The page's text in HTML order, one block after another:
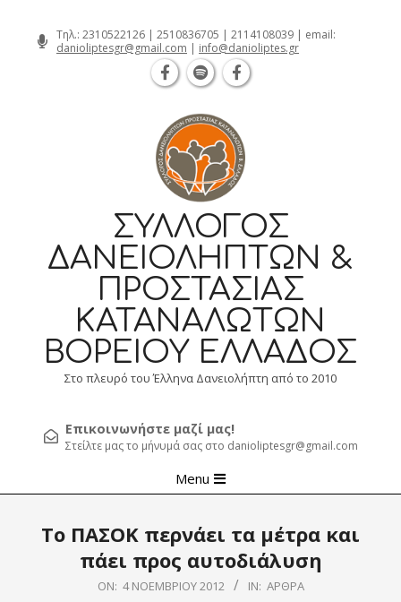
Τηλ.: 2310522126 | 2510836705 | 2114108039 | email:
danioliptesgr@gmail.com | info@danioliptes.gr
ΣΎΛΛΟΓΟΣ
ΔΑΝΕΙΟΛΗΠΤΏΝ &
ΠΡΟΣΤΑΣΊΑΣ
ΚΑΤΑΝΑΛΩΤΏΝ
ΒΟΡΕΊΟΥ ΕΛΛΆΔΟΣ
Στο πλευρό του Έλληνα Δανειολήπτη από το 2010
Επικοινωνήστε μαζί μας!
Στείλτε μας το μήνυμά σας στο danioliptesgr@gmail.com
Navigation
Menu
Το ΠΑΣΟΚ περνάει τα μέτρα και
πάει προς αυτοδιάλυση
ON: 4 ΝΟΕΜΒΡΊΟΥ 2012 IN: ΆΡΘΡΑ